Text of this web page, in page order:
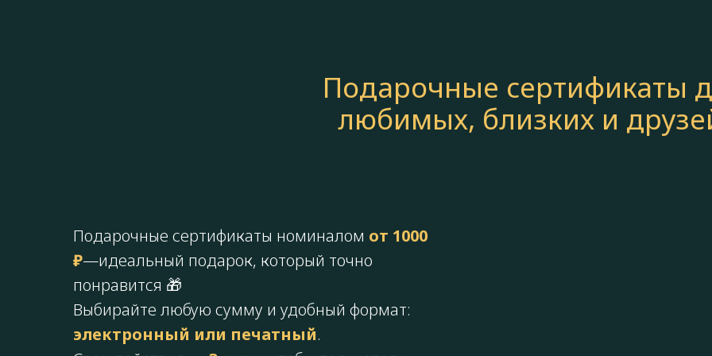
Подарочные сертификаты
любимых, близких и
Подарочные сертификаты номиналом от 1000
₽—идеальный подарок, который точно
понравится 🎁
Выбирайте любую сумму и удобный формат:
электронный или печатный.